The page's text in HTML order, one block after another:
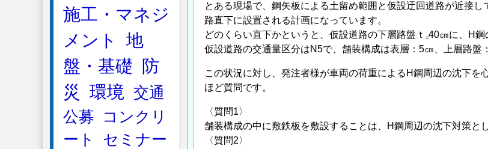
て
の
とある現場で、鋼矢板による土留め範囲と仮設迂回道路が近接
路直下に設置される計画になっています。
どのくらい直下かというと、仮設道路の下層路盤ｔ₌40㎝に、H
仮設道路の交通量区分はN5で、舗装構成は表層：5㎝、上層路盤
この状況に対し、発注者様が車両の荷重によるH鋼周辺の沈下
ほど質問です。
〈質問1〉
舗装構成の中に敷鉄板を敷設することは、H鋼周辺の沈下対策と
〈質問2〉
施工・マネジ
メント
地
盤・基礎
防
災
環境 交通
公募
コンクリ
ート
セミナー